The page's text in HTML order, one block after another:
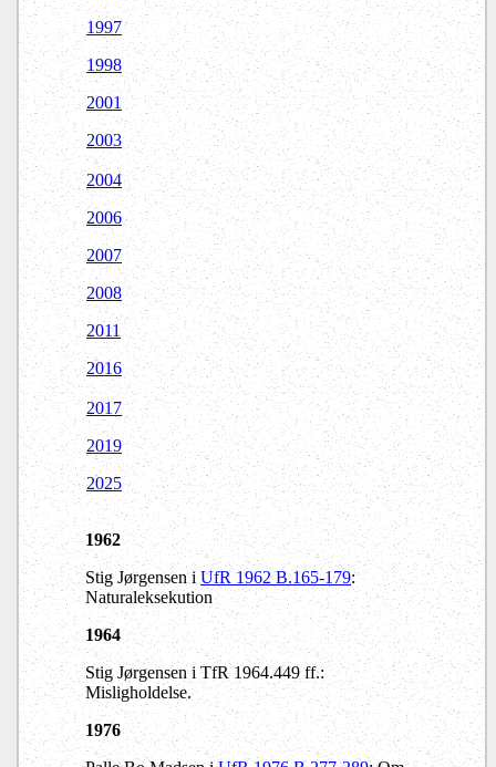
1997
1998
2001
2003
2004
2006
2007
2008
2011
2016
2017
2019
2025
1962
Stig Jørgensen iUfR 1962 B.165-179:
Naturaleksekution
1964
Stig Jørgensen i TfR 1964.449 ff.:
Misligholdelse.
1976